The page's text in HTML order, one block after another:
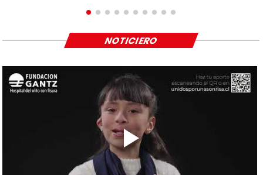
NOTICIERO